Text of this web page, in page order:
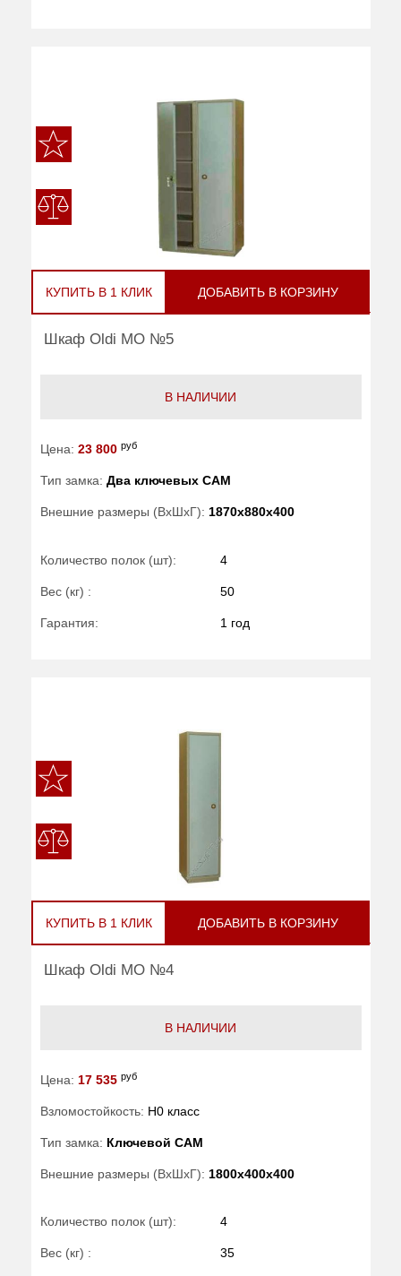
КУПИТЬ В 1 КЛИК ДОБАВИТЬ В КОРЗИНУ
Шкаф Oldi МО №5
В НАЛИЧИИ
Цена: 23 800 руб
Тип замка: Два ключевых САМ
Внешние размеры (ВхШхГ): 1870x880x400
Количество полок (шт): 4
Вес (кг) : 50
Гарантия: 1 год
КУПИТЬ В 1 КЛИК ДОБАВИТЬ В КОРЗИНУ
Шкаф Oldi МО №4
В НАЛИЧИИ
Цена: 17 535 руб
Взломостойкость: H0 класс
Тип замка: Ключевой САМ
Внешние размеры (ВхШхГ): 1800x400x400
Количество полок (шт): 4
Вес (кг) : 35